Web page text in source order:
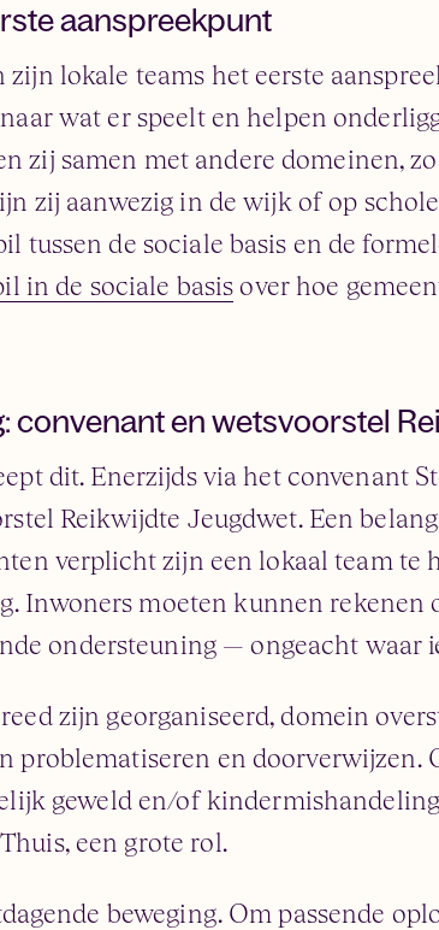
aanspreekpunt
zijn lokale teams het eerste
wat er speelt en helpen
zij samen met andere domeinen,
zij aanwezig in de wijk of op
tussen de sociale basis en de
in de sociale basisover hoe
convenant en wetsvoorstel
dit. Enerzijds via het convenant
Reikwijdte Jeugdwet. Een
verplicht zijn een lokaal team te
Inwoners moeten kunnen rekenen
ondersteuning — ongeacht waar
zijn georganiseerd, domein
problematiseren en doorverwijzen.
geweld en/of
een grote rol.
beweging. Om passende